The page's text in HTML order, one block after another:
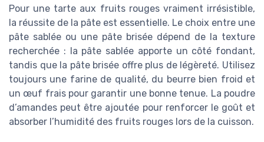
Pour une tarte aux fruits rouges vraiment irrésistible,
la réussite de la pâte est essentielle. Le choix entre une
pâte sablée ou une pâte brisée dépend de la texture
recherchée : la pâte sablée apporte un côté fondant,
tandis que la pâte brisée offre plus de légèreté. Utilisez
toujours une farine de qualité, du beurre bien froid et
un œuf frais pour garantir une bonne tenue. La poudre
d’amandes peut être ajoutée pour renforcer le goût et
absorber l’humidité des fruits rouges lors de la cuisson.